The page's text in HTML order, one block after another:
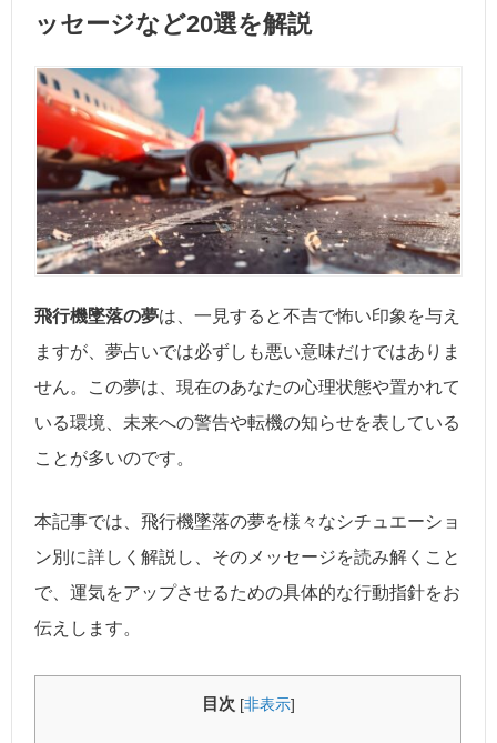
ッセージなど20選を解説
飛行機墜落の夢は、一見すると不吉で怖い印象を与え
ますが、夢占いでは必ずしも悪い意味だけではありま
せん。この夢は、現在のあなたの心理状態や置かれて
いる環境、未来への警告や転機の知らせを表している
ことが多いのです。
本記事では、飛行機墜落の夢を様々なシチュエーショ
ン別に詳しく解説し、そのメッセージを読み解くこと
で、運気をアップさせるための具体的な行動指針をお
伝えします。
目次 [非表示]